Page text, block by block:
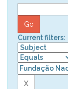
Current filters: